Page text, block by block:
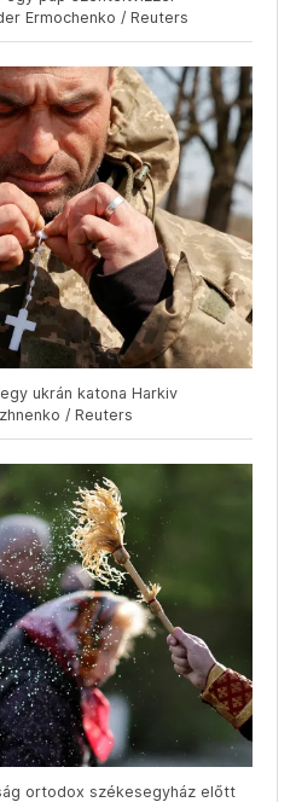
Ermochenko / Reuters
ukrán katona Harkiv
/ Reuters
ortodox székesegyház előtt